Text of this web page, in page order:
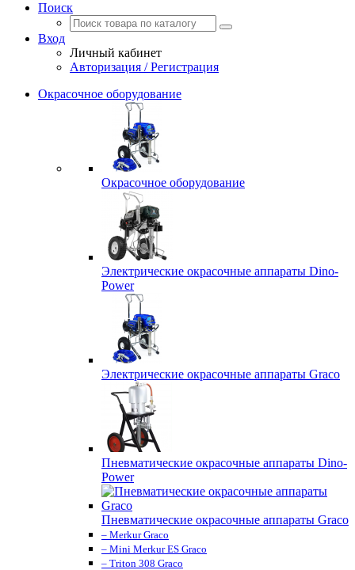
Поиск
Вход
Личный кабинет
Авторизация / Регистрация
Окрасочное оборудование
Окрасочное оборудование
Электрические окрасочные аппараты Dino-
Power
Электрические окрасочные аппараты Graco
Пневматические окрасочные аппараты Dino-
Power
Пневматические окрасочные аппараты Graco
– Merkur Graco
– Mini Merkur ES Graco
– Triton 308 Graco